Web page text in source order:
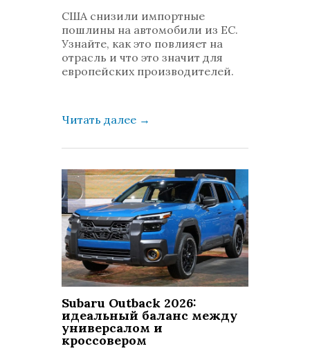
просмотров: 375
комментариев: 0
США снизили импортные
пошлины на автомобили из ЕС.
Узнайте, как это повлияет на
отрасль и что это значит для
европейских производителей.
Читать далее →
Subaru Outback 2026:
идеальный баланс между
универсалом и
кроссовером